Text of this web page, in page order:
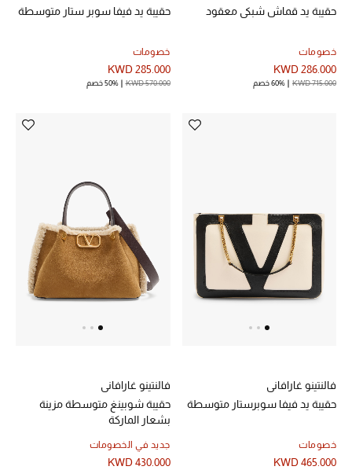
حقيبة يد قماش شبكي معقود
خصومات
KWD 286.000
KWD 715.000 60% خصم
حقيبة يد فيفا سوبر ستار متوسطة
خصومات
KWD 285.000
KWD 570.000 50% خصم
فالنتينو غارافاني
حقيبة يد فيفا سوبرستار متوسطة
خصومات
KWD 465.000
فالنتينو غارافاني
حقيبة شوبينغ متوسطة مزينة
بشعار الماركة
جديد في الخصومات
KWD 430.000